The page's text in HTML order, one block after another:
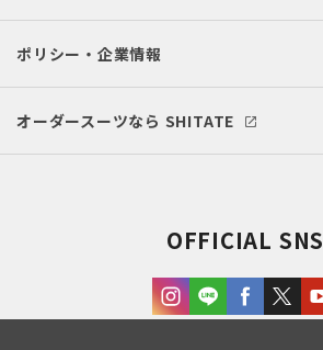
ポリシー・企業情報
オーダースーツなら SHITATE
OFFICIAL SNS